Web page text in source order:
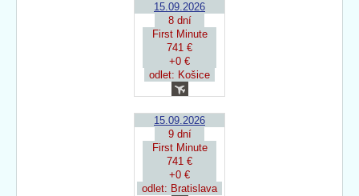
15.09.2026
8 dní
First Minute
741 €
+0 €
odlet: Košice
15.09.2026
9 dní
First Minute
741 €
+0 €
odlet: Bratislava